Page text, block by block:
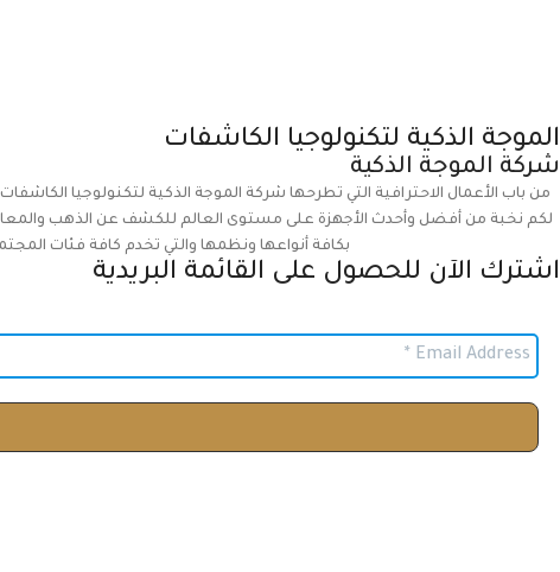
الموجة الذكية لتكنولوجيا الكاشفات
شركة الموجة الذكية
من باب الأعمال الاحترافية التي تطرحها شركة الموجة الذكية لتكنولوجيا
لكم نخبة من أفضل وأحدث الأجهزة على مستوى العالم للكشف عن الذهب
بكافة أنواعها ونظمها والتي تخدم كافة فئات
اشترك الآن للحصول على القائمة البريدية